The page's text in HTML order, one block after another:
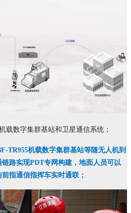
载数字集群基站和卫星通信系统；
TR955机载数字集群基站等随无人机到
路实现PDT专网构建，地面人员可以
指通信指挥车实时通联；